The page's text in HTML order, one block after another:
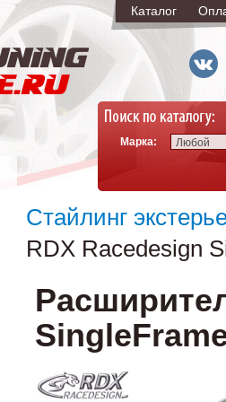
Каталог
Марка: Любой
Стайлинг
RDX Racedesign